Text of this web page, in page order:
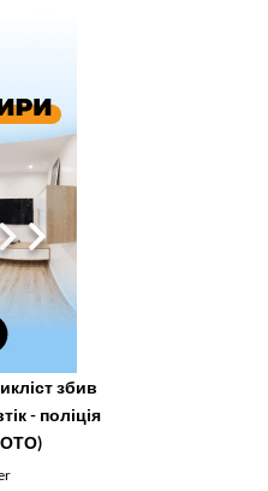
збив
- поліція